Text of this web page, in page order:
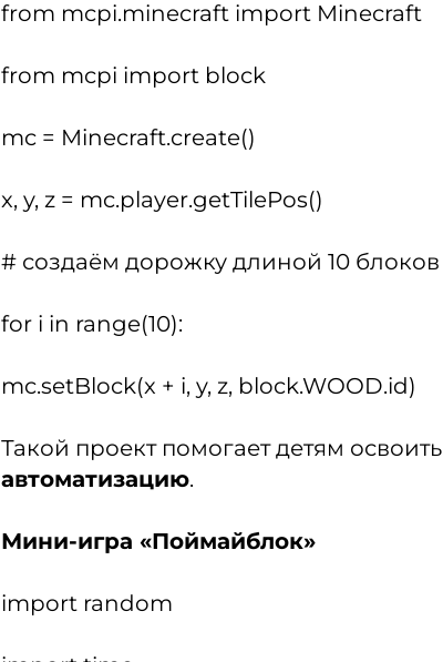
from mcpi.minecraft import Minecraft
from mcpi import block
mc = Minecraft.create()
x, y, z = mc.player.getTilePos()
# создаём дорожку длиной 10 блоков
for i in range(10):
mc.setBlock(x + i, y, z, block.WOOD.id)
Такой проект помогает детям освоить
автоматизацию.
Мини-игра «Поймайблок»
import random